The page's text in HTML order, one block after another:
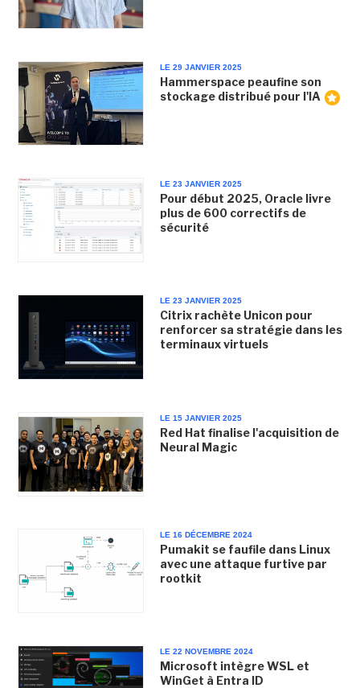
LE 29 JANVIER 2025
Hammerspace peaufine son
stockage distribué pour l'IA
LE 23 JANVIER 2025
Pour début 2025, Oracle livre
plus de 600 correctifs de
sécurité
LE 23 JANVIER 2025
Citrix rachète Unicon pour
renforcer sa stratégie dans les
terminaux virtuels
LE 15 JANVIER 2025
Red Hat finalise l'acquisition de
Neural Magic
LE 16 DÉCEMBRE 2024
Pumakit se faufile dans Linux
avec une attaque furtive par
rootkit
LE 22 NOVEMBRE 2024
Microsoft intègre WSL et
WinGet à Entra ID